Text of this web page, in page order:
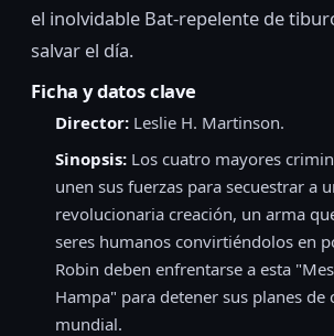
el inolvidable Bat-repelente de
salvar el día.
Ficha y datos clave
Director: Leslie H. Martinson.
Sinopsis: Los cuatro mayores
unen sus fuerzas para secuestrar a
revolucionaria creación, un arma
seres humanos convirtiéndolos en
Robin deben enfrentarse a esta
Hampa" para detener sus planes de
mundial.